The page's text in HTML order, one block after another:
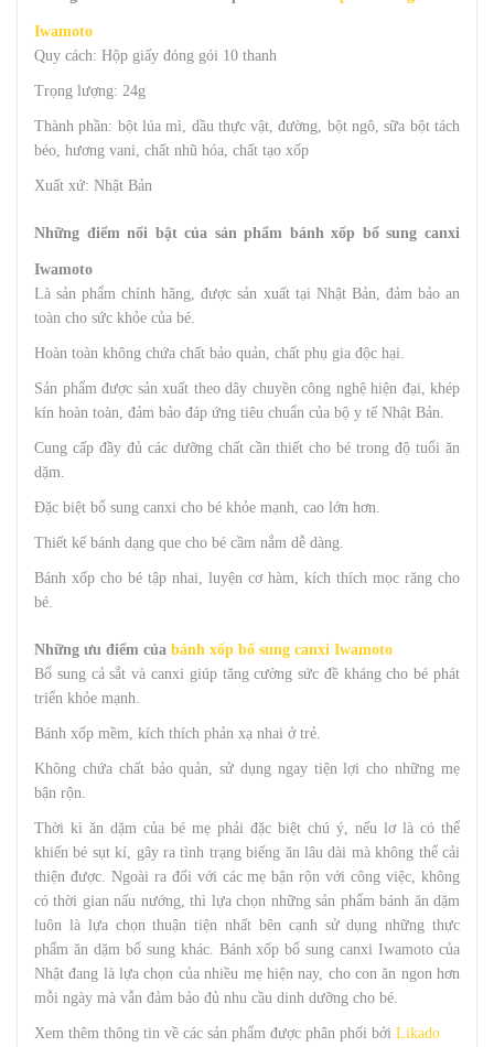
Iwamoto
Quy cách: Hộp giấy đóng gói 10 thanh
Trọng lượng: 24g
Thành phần: bột lúa mì, dầu thực vật, đường, bột ngô, sữa bột tách
béo, hương vani, chất nhũ hóa, chất tạo xốp
Xuất xứ: Nhật Bản
Những điểm nổi bật của sản phẩm bánh xốp bổ sung canxi
Iwamoto
Là sản phẩm chính hãng, được sản xuất tại Nhật Bản, đảm bảo an
toàn cho sức khỏe của bé.
Hoàn toàn không chứa chất bảo quản, chất phụ gia độc hại.
Sản phẩm được sản xuất theo dây chuyền công nghệ hiện đại, khép
kín hoàn toàn, đảm bảo đáp ứng tiêu chuẩn của bộ y tế Nhật Bản.
Cung cấp đầy đủ các dưỡng chất cần thiết cho bé trong độ tuổi ăn
dặm.
Đặc biệt bổ sung canxi cho bé khỏe mạnh, cao lớn hơn.
Thiết kế bánh dạng que cho bé cầm nắm dễ dàng.
Bánh xốp cho bé tập nhai, luyện cơ hàm, kích thích mọc răng cho
bé.
Những ưu điểm của bánh xốp bổ sung canxi Iwamoto
Bổ sung cả sắt và canxi giúp tăng cường sức đề kháng cho bé phát
triển khỏe mạnh.
Bánh xốp mềm, kích thích phản xạ nhai ở trẻ.
Không chứa chất bảo quản, sử dụng ngay tiện lợi cho những mẹ
bận rộn.
Thời kì ăn dặm của bé mẹ phải đặc biệt chú ý, nếu lơ là có thể
khiến bé sụt kí, gây ra tình trạng biếng ăn lâu dài mà không thể cải
thiện được. Ngoài ra đối với các mẹ bận rộn với công việc, không
có thời gian nấu nướng, thì lựa chọn những sản phẩm bánh ăn dặm
luôn là lựa chọn thuận tiện nhất bên cạnh sử dụng những thực
phẩm ăn dặm bổ sung khác. Bánh xốp bổ sung canxi Iwamoto của
Nhật đang là lựa chọn của nhiều mẹ hiện nay, cho con ăn ngon hơn
mỗi ngày mà vẫn đảm bảo đủ nhu cầu dinh dưỡng cho bé.
Xem thêm thông tin về các sản phẩm được phân phối bởi Likado